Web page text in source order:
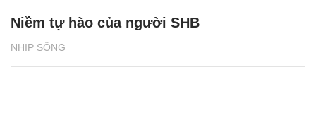
NHỊP SỐNG
Niềm tự hào của người SHB